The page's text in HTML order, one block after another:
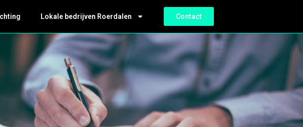
Lokale bedrijven Roerdalen Contact